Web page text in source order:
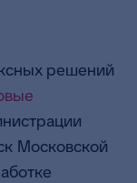
решений
Московской